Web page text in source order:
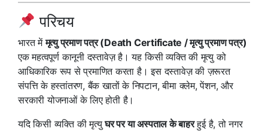
परिचय
भारत मेंमृत्यु प्रमाण पत्र (Death Certificate / मृत्यु प्रमाण पत्र)
एक महत्वपूर्ण कानूनी दस्तावेज़ है। यह किसी व्यक्ति की मृत्यु को
आधिकारिक रूप से प्रमाणित करता है। इस दस्तावेज़ की ज़रूरत
संपत्ति के हस्तांतरण, बैंक खातों के निपटान, बीमा क्लेम, पेंशन, और
सरकारी योजनाओं के लिए होती है।
यदि किसी व्यक्ति की मृत्युघर पर या अस्पताल के बाहरहुई है, तो नगर